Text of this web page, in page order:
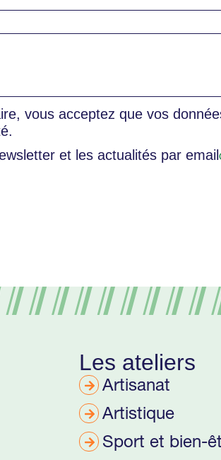
vous acceptez que vos
et les actualités par email
Les ateliers
Artisanat
Artistique
Sport et bien-